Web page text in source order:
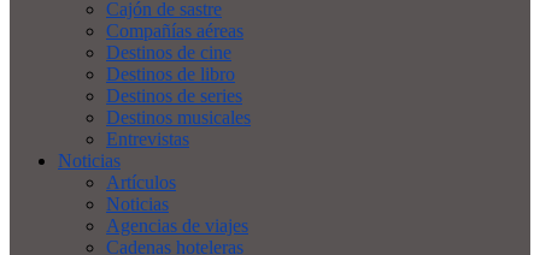
Cajón de sastre
Compañías aéreas
Destinos de cine
Destinos de libro
Destinos de series
Destinos musicales
Entrevistas
Noticias
Artículos
Noticias
Agencias de viajes
Cadenas hoteleras